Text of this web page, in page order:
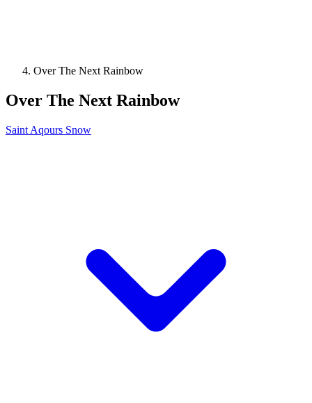
Over The Next Rainbow
Over The Next Rainbow
Saint Aqours Snow